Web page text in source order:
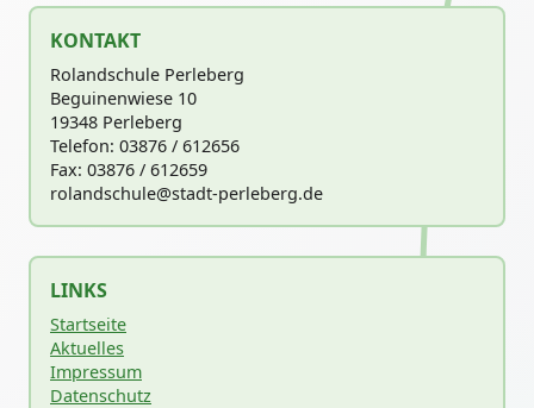
KONTAKT
Rolandschule Perleberg
Beguinenwiese 10
19348 Perleberg
Telefon: 03876 / 612656
Fax: 03876 / 612659
rolandschule@stadt-perleberg.de
LINKS
Startseite
Aktuelles
Impressum
Datenschutz